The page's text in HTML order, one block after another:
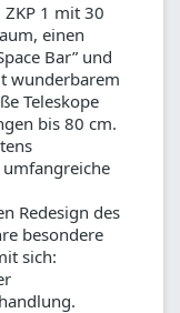
1 mit 30
einen
Bar” und
wunderbarem
Teleskope
bis 80 cm.
Redesign des
besondere
sich: